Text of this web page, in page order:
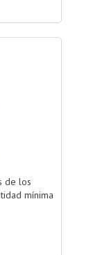
de los
mínima